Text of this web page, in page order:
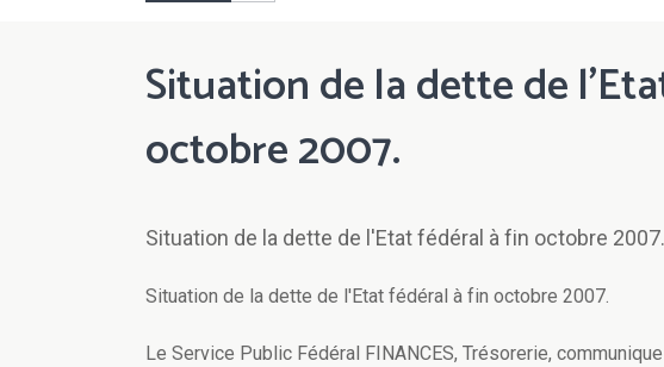
Situation de la dette de
octobre 2007.
Situation de la dette de l'Etat fédéral à fin octobre 2007.
Situation de la dette de l'Etat fédéral à fin octobre 2007.
Le Service Public Fédéral FINANCES, Trésorerie,